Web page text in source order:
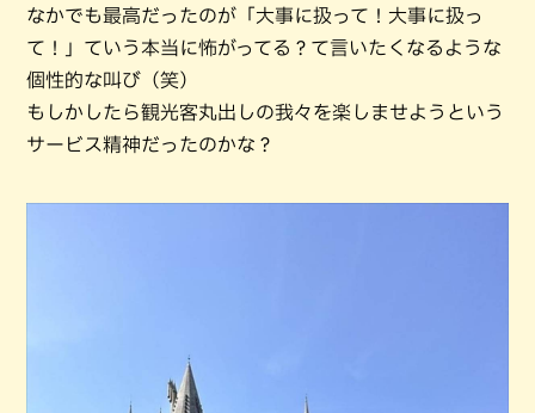
なかでも最高だったのが「大事に扱って！大事に扱っ
て！」ていう本当に怖がってる？て言いたくなるような
個性的な叫び（笑）
もしかしたら観光客丸出しの我々を楽しませようという
サービス精神だったのかな？